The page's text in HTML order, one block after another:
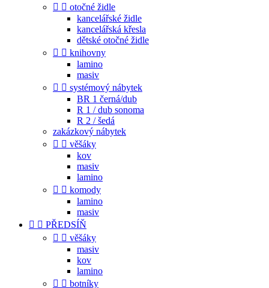
  otočné židle
kancelářské židle
kancelářská křesla
dětské otočné židle
  knihovny
lamino
masiv
  systémový nábytek
BR 1 černá/dub
R 1 / dub sonoma
R 2 / šedá
zakázkový nábytek
  věšáky
kov
masiv
lamino
  komody
lamino
masiv
  PŘEDSÍŇ
  věšáky
masiv
kov
lamino
  botníky